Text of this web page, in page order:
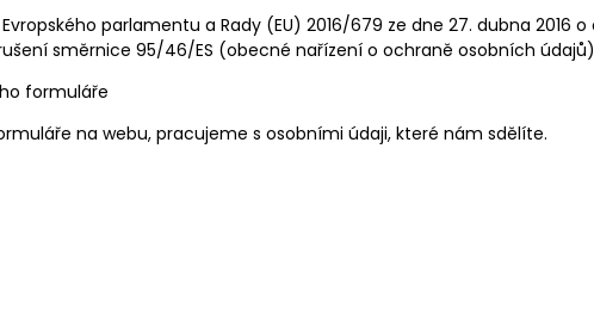
parlamentu a Rady (EU) 2016/679 ze dne 27. dubna 2016
směrnice 95/46/ES (obecné nařízení o ochraně osobních údajů)
formuláře
na webu, pracujeme s osobními údaji, které nám sdělíte.